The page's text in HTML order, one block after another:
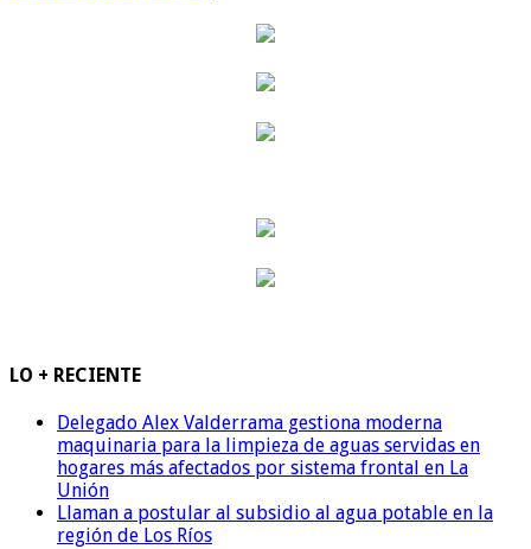
LO + RECIENTE
Delegado Alex Valderrama gestiona moderna
maquinaria para la limpieza de aguas servidas en
hogares más afectados por sistema frontal en La
Unión
Llaman a postular al subsidio al agua potable en la
región de Los Ríos